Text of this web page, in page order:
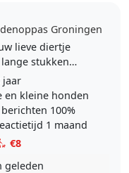
Groningen
lieve diertje
stukken
de aflopen 14
opgedaan met
jaar
en kleine honden
100%
1 maand
€8
geleden